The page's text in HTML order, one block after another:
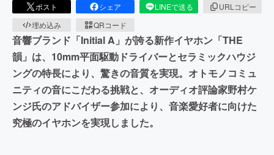
ポスト シェア LINEで送る
URLコピー
埋め込み
QRコード
音響ブランド「Initial A」が誇る新作イヤホン「THE
韻」は、10mm平面駆動ドライバーとセラミックハウジ
ングの特長により、驚きの音質を実現。オトモノコミュ
ニティの音にこだわる挑戦と、オーディオ評論家野村ケ
ンジ氏のアドバイザー参加により、音楽愛好者に向けた
究極のイヤホンを実現しました。